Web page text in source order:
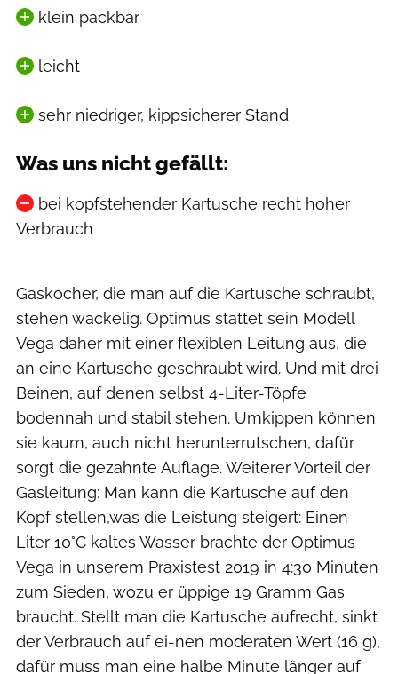
klein packbar
leicht
sehr niedriger, kippsicherer Stand
Was uns nicht gefällt:
bei kopfstehender Kartusche recht hoher
Verbrauch
Gaskocher, die man auf die Kartusche schraubt,
stehen wackelig. Optimus stattet sein Modell
Vega daher mit einer flexiblen Leitung aus, die
an eine Kartusche geschraubt wird. Und mit drei
Beinen, auf denen selbst 4-Liter-Töpfe
bodennah und stabil stehen. Umkippen können
sie kaum, auch nicht herunterrutschen, dafür
sorgt die gezahnte Auflage. Weiterer Vorteil der
Gasleitung: Man kann die Kartusche auf den
Kopf stellen,was die Leistung steigert: Einen
Liter 10°C kaltes Wasser brachte der Optimus
Vega in unserem Praxistest 2019 in 4:30 Minuten
zum Sieden, wozu er üppige 19 Gramm Gas
braucht. Stellt man die Kartusche aufrecht, sinkt
der Verbrauch auf ei-nen moderaten Wert (16 g),
dafür muss man eine halbe Minute länger auf